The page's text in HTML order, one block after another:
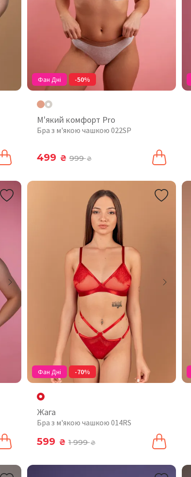
Фан Дні -50%
М'який комфорт Pro
Бра з м'якою чашкою 022SP
499 ₴ 999₴
Фан Дні -70%
Жага
Бра з м'якою чашкою 014RS
599 ₴ 1 999₴